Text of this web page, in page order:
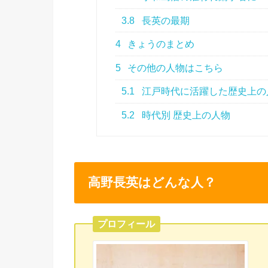
3.8 長英の最期
4 きょうのまとめ
5 その他の人物はこちら
5.1 江戸時代に活躍した歴史上
5.2 時代別 歴史上の人物
高野長英はどんな人？
プロフィール